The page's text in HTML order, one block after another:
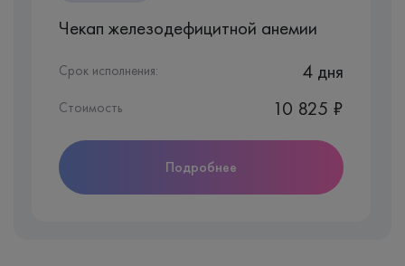
Чекап железодефицитной анемии
Срок исполнения: 4 дня
Стоимость 10 825 ₽
Подробнее